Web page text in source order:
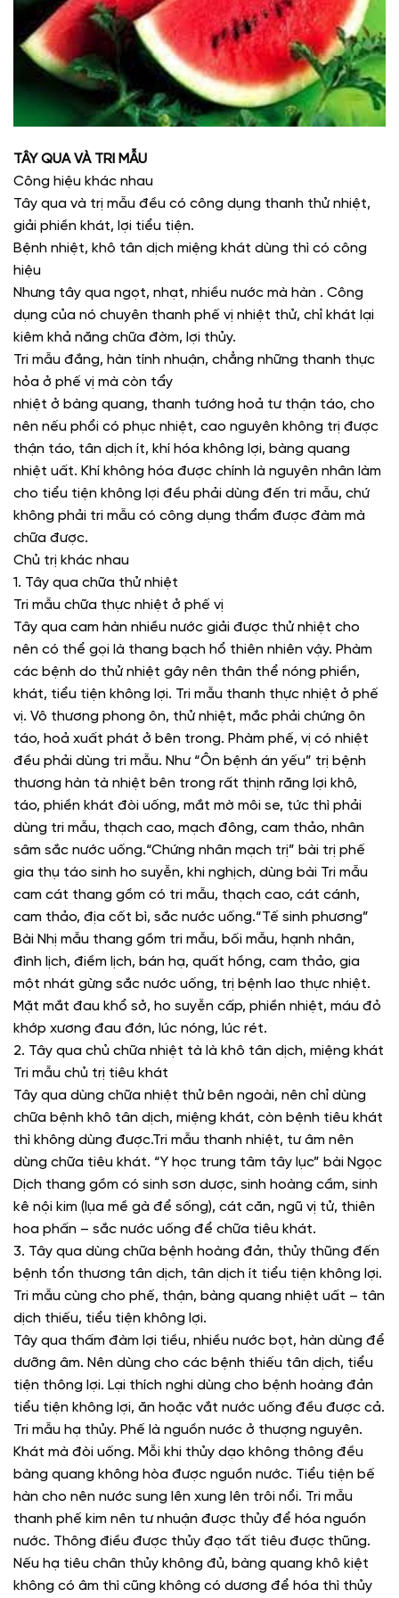
TÂY QUA VÀ TRI MẪU
Công hiệu khác nhau
Tây qua và trị mẫu đều có công dụng thanh thử nhiệt,
giải phiền khát, lợi tiểu tiện.
Bệnh nhiệt, khô tân dịch miệng khát dùng thì có công
hiệu
Nhưng tây qua ngọt, nhạt, nhiều nước mà hàn . Công
dụng của nó chuyên thanh phế vị nhiệt thử, chỉ khát lại
kiêm khả năng chữa đờm, lợi thủy.
Tri mẫu đắng, hàn tính nhuận, chẳng những thanh thực
hỏa ở phế vị mà còn tẩy
nhiệt ở bàng quang, thanh tướng hoả tư thận táo, cho
nên nếu phổi có phục nhiệt, cao nguyên không trị được
thận táo, tân dịch ít, khí hóa không lợi, bàng quang
nhiệt uất. Khí không hóa được chính là nguyên nhân làm
cho tiểu tiện không lợi đều phải dùng đến tri mẫu, chứ
không phải tri mẫu có công dụng thẩm được đàm mà
chữa được.
Chủ trị khác nhau
1. Tây qua chữa thử nhiệt
Tri mẫu chữa thực nhiệt ở phế vị
Tây qua cam hàn nhiều nước giải được thử nhiệt cho
nên có thể gọi là thang bạch hổ thiên nhiên vậy. Phàm
các bệnh do thử nhiệt gây nên thân thể nóng phiền,
khát, tiểu tiện không lợi. Tri mẫu thanh thực nhiệt ở phế
vị. Vô thương phong ôn, thử nhiệt, mắc phải chứng ôn
táo, hoả xuất phát ở bên trong. Phàm phế, vị có nhiệt
đều phải dùng tri mẫu. Như “Ôn bệnh án yếu” trị bệnh
thương hàn tà nhiệt bên trong rất thịnh răng lợi khô,
táo, phiền khát đòi uống, mắt mờ môi se, tức thì phải
dùng tri mẫu, thạch cao, mạch đông, cam thảo, nhân
sâm sắc nước uống.“Chứng nhân mạch trị” bài trị phế
gia thụ táo sinh ho suyễn, khi nghịch, dùng bài Tri mẫu
cam cát thang gồm có tri mẫu, thạch cao, cát cánh,
cam thảo, địa cốt bì, sắc nước uống.“Tế sinh phương”
Bài Nhị mẫu thang gồm tri mẫu, bối mẫu, hạnh nhân,
đình lịch, điềm lịch, bán hạ, quất hồng, cam thảo, gia
một nhát gừng sắc nước uống, trị bệnh lao thực nhiệt.
Mặt mắt đau khổ sở, ho suyễn cấp, phiền nhiệt, máu đỏ
khớp xương đau đớn, lúc nóng, lúc rét.
2. Tây qua chủ chữa nhiệt tà là khô tân dịch, miệng khát
Tri mẫu chủ trị tiêu khát
Tây qua dùng chữa nhiệt thử bên ngoài, nên chỉ dùng
chữa bệnh khô tân dịch, miệng khát, còn bệnh tiêu khát
thì không dùng được.Tri mẫu thanh nhiệt, tư âm nên
dùng chữa tiêu khát. “Y học trung tâm tây lục” bài Ngọc
Dịch thang gồm có sinh sơn dược, sinh hoàng cầm, sinh
kê nội kim (lụa mề gà để sống), cát căn, ngũ vị tử, thiên
hoa phấn – sắc nước uống để chữa tiêu khát.
3. Tây qua dùng chữa bệnh hoàng đản, thủy thũng đến
bệnh tổn thương tân dịch, tân dịch ít tiểu tiện không lợi.
Tri mẫu cùng cho phế, thận, bàng quang nhiệt uất – tân
dịch thiếu, tiểu tiện không lợi.
Tây qua thấm đàm lợi tiều, nhiều nước bọt, hàn dùng để
dưỡng âm. Nên dùng cho các bệnh thiếu tân dịch, tiểu
tiện thông lợi. Lại thích nghi dùng cho bệnh hoàng đản
tiểu tiện không lợi, ăn hoặc vắt nước uống đều được cả.
Tri mẫu hạ thủy. Phế là nguồn nước ở thượng nguyên.
Khát mà đòi uống. Mỗi khi thủy dạo không thông đều
bàng quang không hòa được nguồn nước. Tiểu tiện bế
hàn cho nên nước sung lên xung lên trôi nổi. Tri mẫu
thanh phế kim nên tư nhuận được thủy để hóa nguồn
nước. Thông điều được thủy đạo tất tiêu được thũng.
Nếu hạ tiêu chân thủy không đủ, bàng quang khô kiệt
không có âm thì cũng không có dương để hóa thì thủy